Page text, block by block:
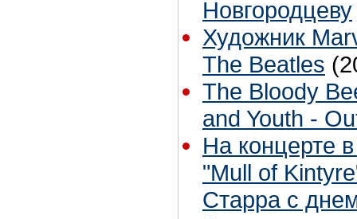
Новгородцеву
Художник
The Beatles
The Bloody
and Youth -
На концерте
"Mull of
Старра с